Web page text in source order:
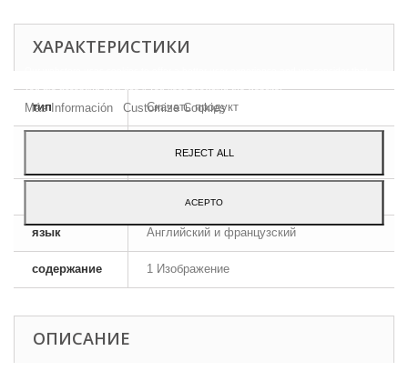
ХАРАКТЕРИСТИКИ
тип Скачать продукт
JPEG HD
A4 - 29,7 x 21 cm
язык Английский и французский
содержание 1 Изображение
ОПИСАНИЕ
Más Información Customize Cookies
REJECT ALL
ACEPTO